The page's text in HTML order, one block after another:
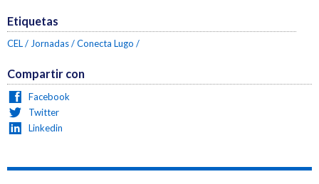
Etiquetas
CEL Jornadas Conecta Lugo
Compartir con
Facebook
Twitter
Linkedin